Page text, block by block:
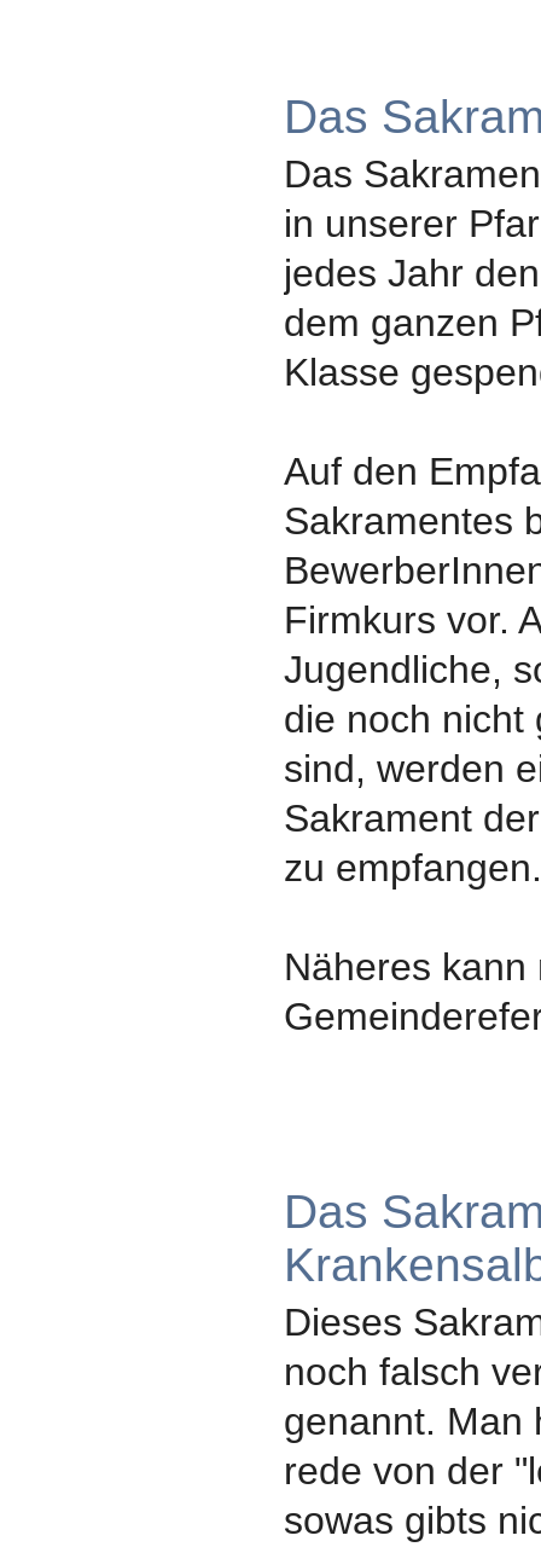
Das
Das
in unserer
jedes Jahr
dem ganzen
Klasse
Auf den
Sakramentes
Firmkurs vor.
Jugendliche,
die noch nicht
sind, werden
Sakrament
zu
Näheres
Das
Dieses
noch falsch
genannt. Man
rede von der
sowas gibts